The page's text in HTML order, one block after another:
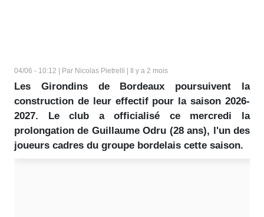
04/06 - 10:12 | Par Nicolas Pietrelli | Il y a 2 mois
Les Girondins de Bordeaux poursuivent la
construction de leur effectif pour la saison 2026-
2027. Le club a officialisé ce mercredi la
prolongation de Guillaume Odru (28 ans), l'un des
joueurs cadres du groupe bordelais cette saison.